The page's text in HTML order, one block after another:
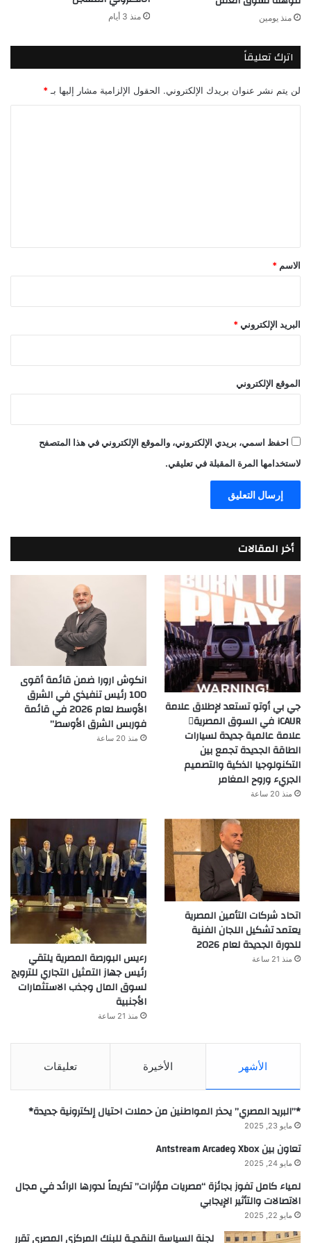
منذ يومين منذ 3 أيام
اترك تعليقاً
لن يتم نشر عنوان بريدك الإلكتروني. الحقول الإلزامية مشار إليها بـ *
*
الاسم *
البريد الإلكتروني *
الموقع الإلكتروني
احفظ اسمي، بريدي الإلكتروني، والموقع الإلكتروني في هذا المتصفح
لاستخدامها المرة المقبلة في تعليقي.
أخر المقالات
جي بي أوتو تستعد لإطلاق علامة
iCAUR في السوق المصرية
علامة عالمية جديدة لسيارات
الطاقة الجديدة تجمع بين
التكنولوجيا الذكية والتصميم
الجريء وروح المغامر
منذ 20 ساعة
انكوش ارورا ضمن قائمة أقوى
100 رئيس تنفيذي في الشرق
الأوسط لعام 2026 في قائمة
فوربس الشرق الأوسط”
منذ 20 ساعة
اتحاد شركات التأمين المصرية
يعتمد تشكيل اللجان الفنية
للدورة الجديدة لعام 2026
منذ 21 ساعة
رءيس البورصة المصرية يلتقي
رئيس جهاز التمثيل التجاري للترويج
لسوق المال وجذب الاستثمارات
الأجنبية
منذ 21 ساعة
الأشهر الأخيرة تعليقات
*”البريد المصري” يحذر المواطنين من حملات احتيال إلكترونية جديدة*
مايو 23, 2025
تعاون بين Xbox وAntstream Arcade
مايو 24, 2025
لمياء كامل تفوز بجائزة “مصريات مؤثرات” تكريماً لدورها الرائد في مجال
الاتصالات والتأثير الإيجابي
مايو 22, 2025
لجنة السياسة النقديـة للبنك المركزي المصرى تقرر